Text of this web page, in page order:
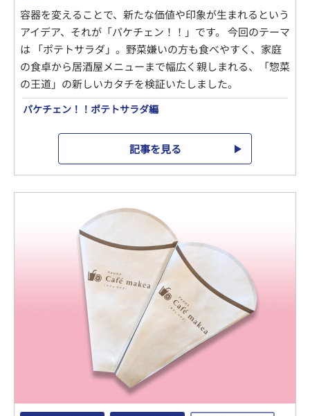
容器を変えることで、新たな価値や印象が生まれるという
アイデア、それが「パケチェン！！」です。 今回のテーマ
は 「ポテトサラダ」。野菜嫌いの方も食べやすく、家庭
の食卓から居酒屋メニューまで幅広く親しまれる、「惣菜
の王道」の新しいカタチを検証いたしました。
パケチェン！！ポテトサラダ編
記事を見る